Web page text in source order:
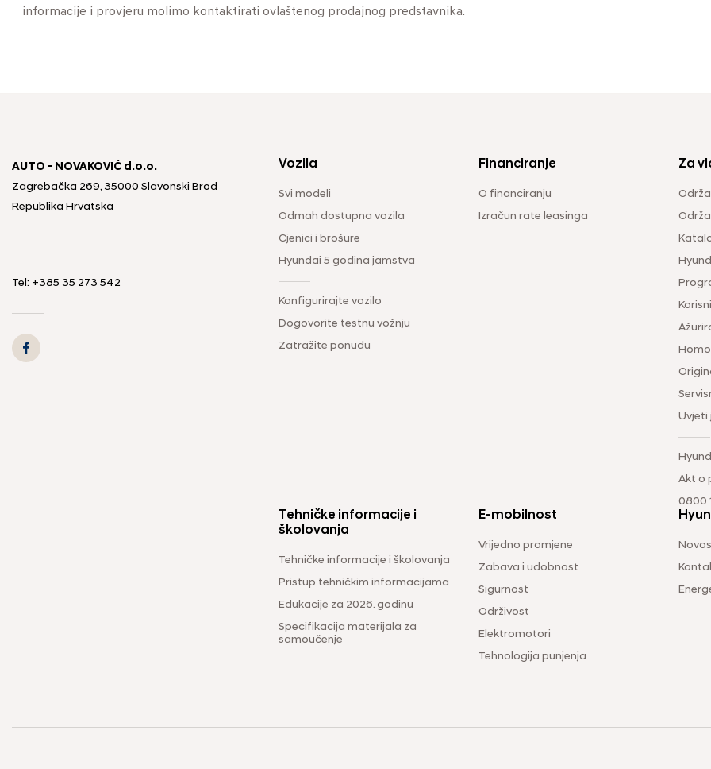
informacije i provjeru molimo kontaktirati ovlaštenog prodajnog predstavnika.
AUTO - NOVAKOVIĆ d.o.o.
Zagrebačka 269, 35000 Slavonski Brod
Republika Hrvatska
Tel: +385 35 273 542
Vozila
Svi modeli
Odmah dostupna vozila
Cjenici i brošure
Hyundai 5 godina jamstva
Konfigurirajte vozilo
Dogovorite testnu vožnju
Zatražite ponudu
Financiranje
O financiranju
Izračun rate leasinga
Za
Uvjeti
Akt o
0800
Tehničke informacije i
školovanja
Tehničke informacije i školovanja
Pristup tehničkim informacijama
Edukacije za 2026. godinu
Specifikacija materijala za
samoučenje
E-mobilnost
Vrijedno promjene
Zabava i udobnost
Sigurnost
Održivost
Elektromotori
Tehnologija punjenja